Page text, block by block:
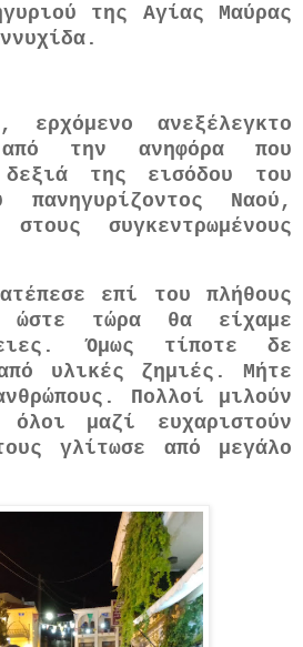
της Αγίας Μαύρας
ερχόμενο ανεξέλεγκτο
την ανηφόρα που
της εισόδου του
πανηγυρίζοντος Ναού,
συγκεντρωμένους
επί του πλήθους
ώστε τώρα θα είχαμε
Όμως τίποτε δε
υλικές ζημιές. Μήτε
Πολλοί μιλούν
μαζί ευχαριστούν
γλίτωσε από μεγάλο